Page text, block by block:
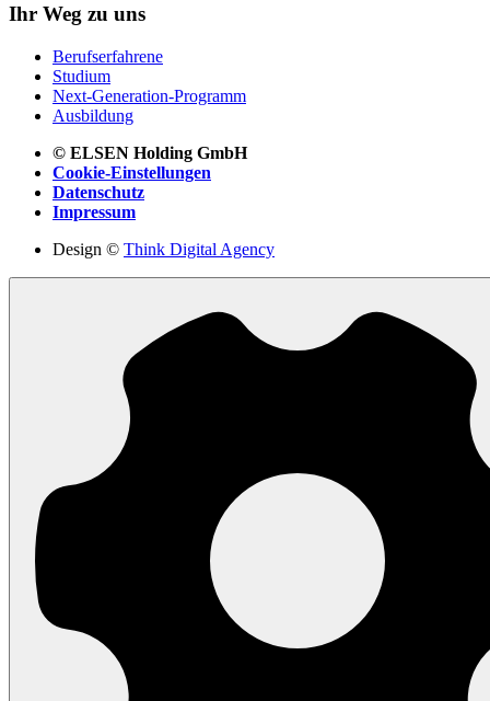
Ihr Weg zu uns
Berufserfahrene
Studium
Next-Generation-Programm
Ausbildung
© ELSEN Holding GmbH
Cookie-Einstellungen
Datenschutz
Impressum
Design © Think Digital Agency